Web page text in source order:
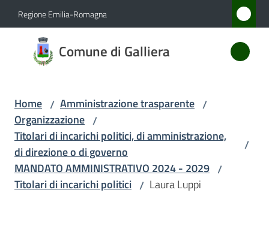
Vai al contenuto
Vai alla navigazione
Vai al footer
Regione Emilia-Romagna
Comune di Galliera
Comune
di
Amministrazione
Menu selezionato
Novità
Home / Amministrazione trasparente /
Organizzazione /
Titolari di incarichi politici, di amministrazione,
di direzione o di governo
/
MANDATO AMMINISTRATIVO 2024 - 2029 /
Titolari di incarichi politici / Laura Luppi